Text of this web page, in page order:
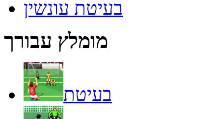
בעיטת עונשין
מומלץ עבורך
בעיטת